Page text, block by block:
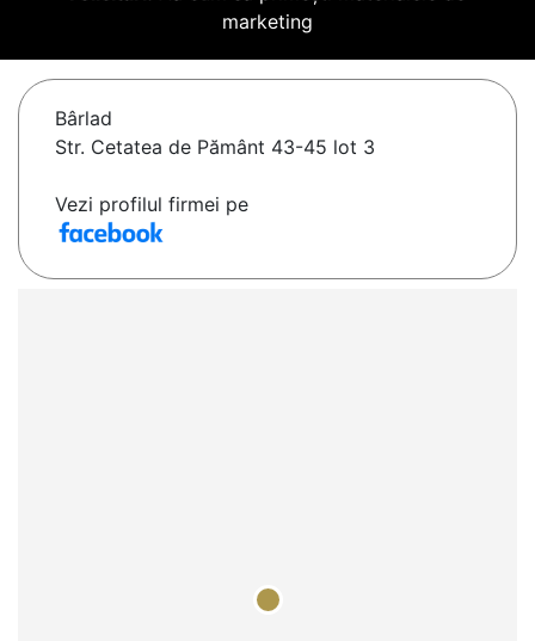
marketing
Bârlad
Str. Cetatea de Pământ 43-45 lot 3
Vezi profilul firmei pe